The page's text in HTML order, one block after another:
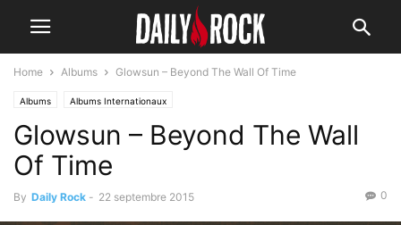
Home Albums Glowsun – Beyond The Wall Of Time
Albums Albums Internationaux
Glowsun – Beyond The Wall
Of Time
By Daily Rock - 22 septembre 2015 0